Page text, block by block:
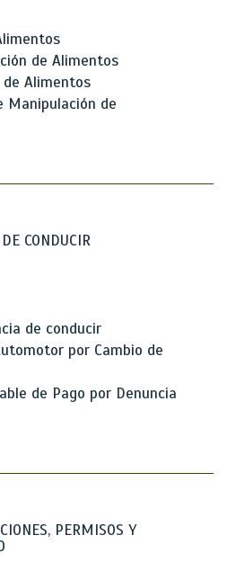
de Alimentos
de Alimentos
Manipulación de
CONDUCIR
de conducir
por Cambio de
de Pago por Denuncia
PERMISOS Y